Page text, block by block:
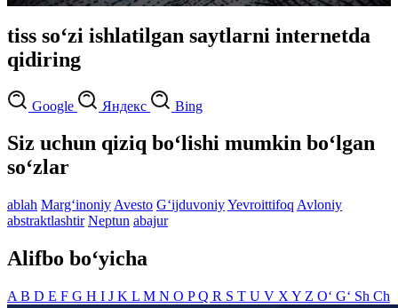
tiss so‘zi ishlatilgan saytlarni internetda
qidiring
Google Яндекс Bing
Siz uchun qiziq bo‘lishi mumkin bo‘lgan
so‘zlar
ablah Marg‘inoniy Avesto G‘ijduvoniyYevroittifoq Avloniy
abstraktlashtir Neptun abajur
Alifbo bo‘yicha
A B D E F G H I J K L M N O PQ R S T U V X Y Z O‘ G‘ Sh Ch